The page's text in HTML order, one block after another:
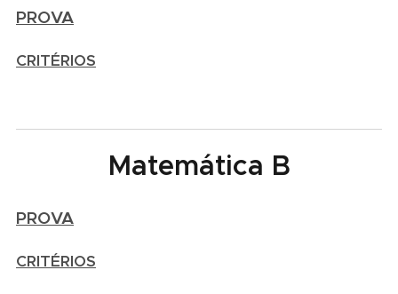
PROVA
CRITÉRIOS
Matemática B
PROVA
CRITÉRIOS